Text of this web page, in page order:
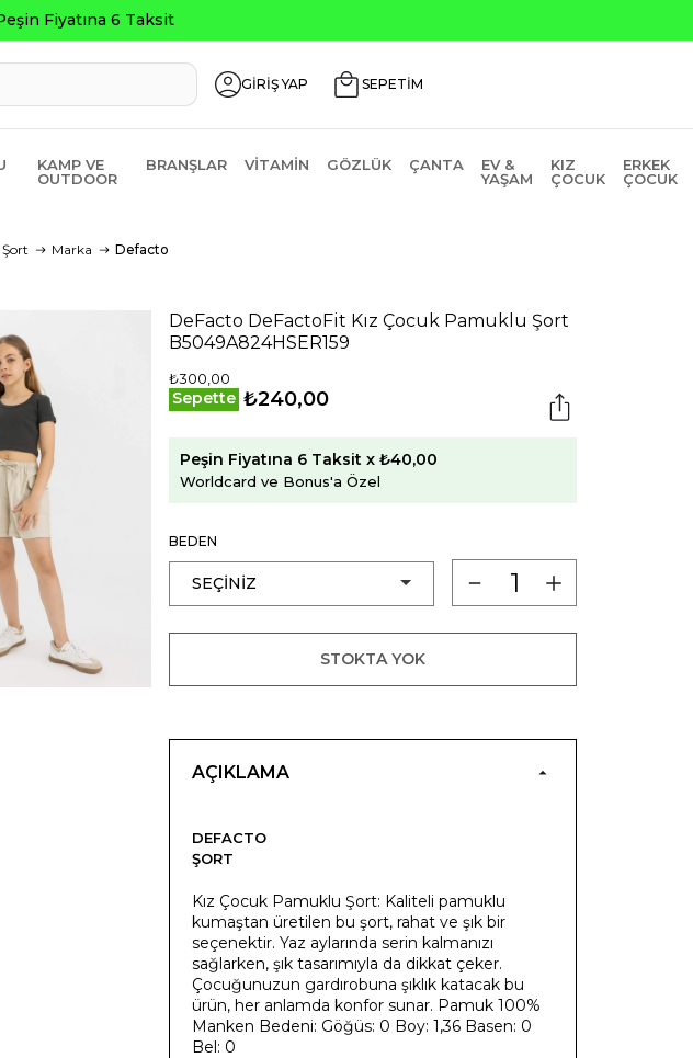
6 Taksit
GİRİŞ YAP SEPETİM
KAMP VE
OUTDOOR
BRANŞLAR VITAMIN GÖZLÜK ÇANTA
EV &
YAŞAM
KIZ
ÇOCUK
ERKEK
ÇOCUK
Şort Marka Defacto
DeFacto DeFactoFit Kız Çocuk Pamuklu Şort
B5049A824HSER159
₺300,00
Sepette ₺240,00
Peşin Fiyatına 6 Taksit x ₺40,00
Worldcard ve Bonus'a Özel
BEDEN
STOKTA YOK
AÇIKLAMA
DEFACTO
ŞORT
Kız Çocuk Pamuklu Şort: Kaliteli pamuklu
kumaştan üretilen bu şort, rahat ve şık bir
seçenektir. Yaz aylarında serin kalmanızı
sağlarken, şık tasarımıyla da dikkat çeker.
Çocuğunuzun gardırobuna şıklık katacak bu
ürün, her anlamda konfor sunar. Pamuk 100%
Manken Bedeni: Göğüs: 0 Boy: 1,36 Basen: 0
Bel: 0